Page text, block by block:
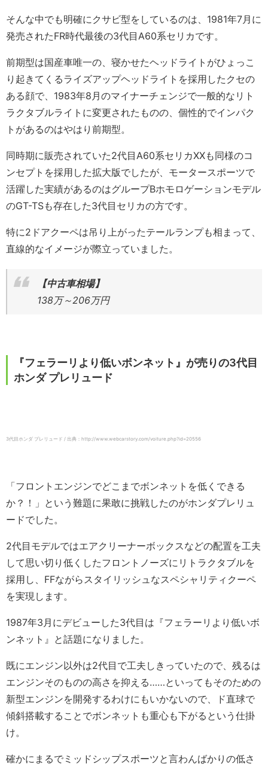
そんな中でも明確にクサビ型をしているのは、1981年7月に
発売されたFR時代最後の3代目A60系セリカです。
前期型は国産車唯一の、寝かせたヘッドライトがひょっこ
り起きてくるライズアップヘッドライトを採用したクセの
ある顔で、1983年8月のマイナーチェンジで一般的なリト
ラクタブルライトに変更されたものの、個性的でインパク
トがあるのはやはり前期型。
同時期に販売されていた2代目A60系セリカXXも同様のコ
ンセプトを採用した拡大版でしたが、モータースポーツで
活躍した実績があるのはグループBホモロゲーションモデル
のGT-TSも存在した3代目セリカの方です。
特に2ドアクーペは吊り上がったテールランプも相まって、
直線的なイメージが際立っていました。
【中古車相場】
138万～206万円
『フェラーリより低いボンネット』が売りの3代目
ホンダ プレリュード
3代目ホンダ プレリュード / 出典：http://www.webcarstory.com/voiture.php?id=20556
「フロントエンジンでどこまでボンネットを低くできる
か？！」という難題に果敢に挑戦したのがホンダプレリュ
ードでした。
2代目モデルではエアクリーナーボックスなどの配置を工夫
して思い切り低くしたフロントノーズにリトラクタブルを
採用し、FFながらスタイリッシュなスペシャリティクーペ
を実現します。
1987年3月にデビューした3代目は『フェラーリより低いボ
ンネット』と話題になりました。
既にエンジン以外は2代目で工夫しきっていたので、残るは
エンジンそのものの高さを抑える……といってもそのための
新型エンジンを開発するわけにもいかないので、ド直球で
傾斜搭載することでボンネットも重心も下がるという仕掛
け。
確かにまるでミッドシップスポーツと言わんばかりの低さ